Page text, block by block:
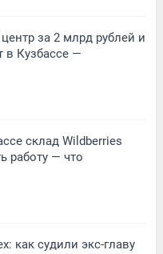
за 2 млрд рублей и
в Кузбассе —
склад Wildberries
работу — что
как судили экс-главу